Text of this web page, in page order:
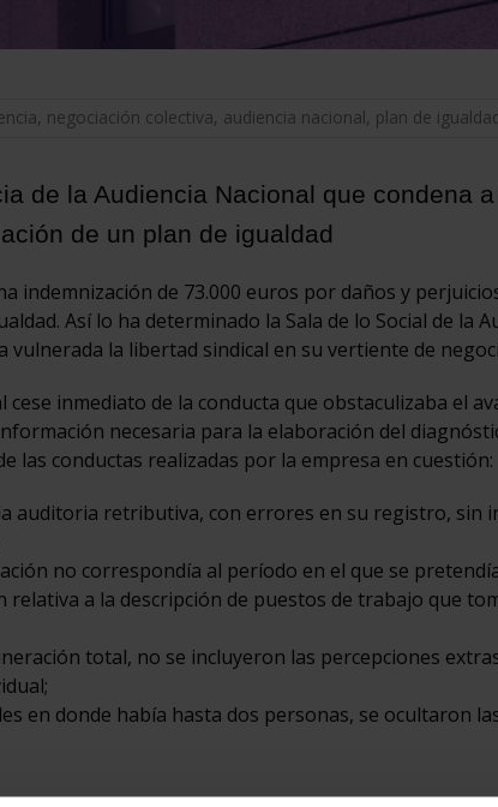
, negociación colectiva, audiencia nacional, plan de
de la Audiencia Nacional que condena
de un plan de igualdad
indemnización de 73.000 euros por daños y
Así lo ha determinado la Sala de lo Social de la
vulnerada la libertad sindical en su vertiente de
cese inmediato de la conducta que obstaculizaba el
necesaria para la elaboración del
las conductas realizadas por la empresa en cuestión:
auditoria retributiva, con errores en su registro, sin
no correspondía al período en el que se
a la descripción de puestos de trabajo que
total, no se incluyeron las percepciones
en donde había hasta dos personas, se ocultaron